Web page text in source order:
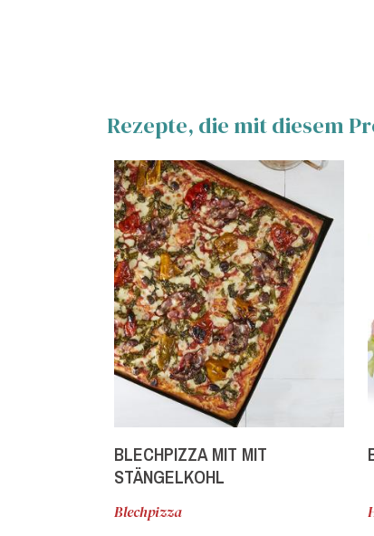
Rezepte, die mit diesem
BLECHPIZZA MIT MIT
STÄNGELKOHL
Blechpizza